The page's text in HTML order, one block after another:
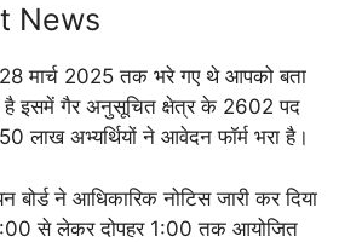
News
मार्च 2025 तक भरे गए थे आपको बता
है इसमें गैर अनुसूचित क्षेत्र के 2602 पद
लाख अभ्यर्थियों ने आवेदन फॉर्म भरा है।
बोर्ड ने आधिकारिक नोटिस जारी कर दिया
से लेकर दोपहर 1:00 तक आयोजित